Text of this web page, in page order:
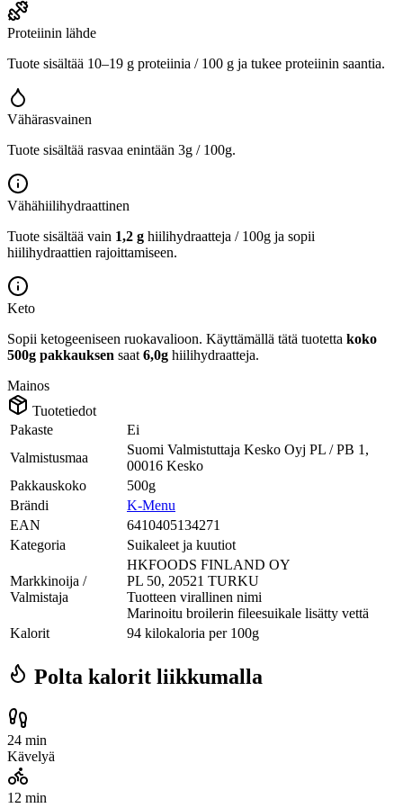
Proteiinin lähde
Tuote sisältää 10–19 g proteiinia / 100 g ja tukee proteiinin saantia.
Vähärasvainen
Tuote sisältää rasvaa enintään 3g / 100g.
Vähähiilihydraattinen
Tuote sisältää vain 1,2 g hiilihydraatteja / 100g ja sopii
hiilihydraattien rajoittamiseen.
Keto
Sopii ketogeeniseen ruokavalioon. Käyttämällä tätä tuotetta koko
500g pakkauksen saat 6,0g hiilihydraatteja.
Mainos
Tuotetiedot
Pakaste
Ei
Valmistusmaa
Suomi Valmistuttaja Kesko Oyj PL / PB 1,
00016 Kesko
Pakkauskoko
500g
Brändi
K-Menu
EAN
6410405134271
Kategoria
Suikaleet ja kuutiot
Markkinoija /
Valmistaja
HKFOODS FINLAND OY
PL 50, 20521 TURKU
Tuotteen virallinen nimi
Marinoitu broilerin fileesuikale lisätty vettä
Kalorit
94 kilokaloria per 100g
Polta kalorit liikkumalla
24 min
Kävelyä
12 min